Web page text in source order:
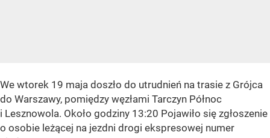
We wtorek 19 maja doszło do utrudnień na trasie z Grójca
do Warszawy, pomiędzy węzłami Tarczyn Północ
i Lesznowola. Około godziny 13:20 Pojawiło się zgłoszenie
o osobie leżącej na jezdni drogi ekspresowej numer